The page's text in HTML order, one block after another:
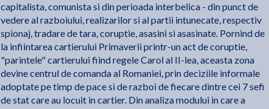
capitalista, comunista si din perioada interbelica - din punct de
vedere al razboiului, realizarilor si al partii intunecate, respectiv
spionaj, tradare de tara, coruptie, asasini si asasinate. Pornind de
la infiintarea cartierului Primaverii printr-un act de coruptie,
"parintele" cartierului fiind regele Carol al II-lea, aceasta zona
devine centrul de comanda al Romaniei, prin deciziile informale
adoptate pe timp de pace si de razboi de fiecare dintre cei 7 sefi
de stat care au locuit in cartier. Din analiza modului in care a